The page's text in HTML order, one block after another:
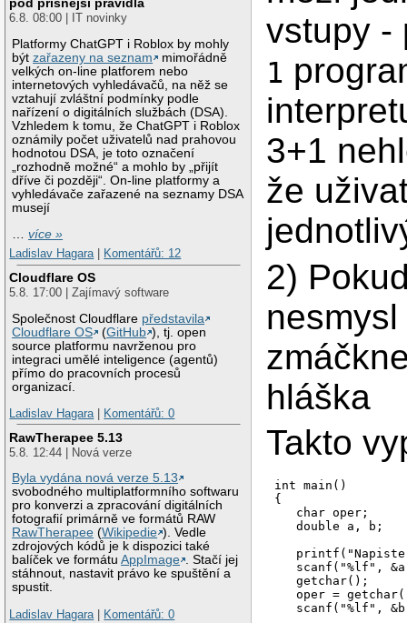
pod přísnější pravidla
6.8. 08:00 | IT novinky
Platformy ChatGPT i Roblox by mohly
býtzařazeny na seznam
mimořádně
velkých on-line platforem nebo
internetových vyhledávačů, na něž se
vztahují zvláštní podmínky podle
nařízení o digitálních službách (DSA).
Vzhledem k tomu, že ChatGPT i Roblox
oznámily počet uživatelů nad prahovou
hodnotou DSA, je toto označení
„rozhodně možné“ a mohlo by „přijít
dříve či později“. On-line platformy a
vyhledávače zařazené na seznamy DSA
musejí
…více »
Ladislav Hagara| Komentářů: 12
Cloudflare OS
5.8. 17:00 | Zajímavý software
Společnost Cloudflare představila
Cloudflare OS
(GitHub ), tj. open
source platformu navrženou pro
integraci umělé inteligence (agentů)
přímo do pracovních procesů
organizací.
Ladislav Hagara| Komentářů: 0
RawTherapee 5.13
5.8. 12:44 | Nová verze
Byla vydána nová verze 5.13
svobodného multiplatformního softwaru
pro konverzi a zpracování digitálních
fotografií primárně ve formátů RAW
RawTherapee (Wikipedie ). Vedle
zdrojových kódů je k dispozici také
balíček ve formátuAppImage . Stačí jej
stáhnout, nastavit právo ke spuštění a
spustit.
Ladislav Hagara| Komentářů: 0
vstupy
1
3+1
že
2)
hláška
Takto
int main()
{
   char oper;
   double a, b;
scanf("%lf",
   getchar();
oper =
scanf("%lf",